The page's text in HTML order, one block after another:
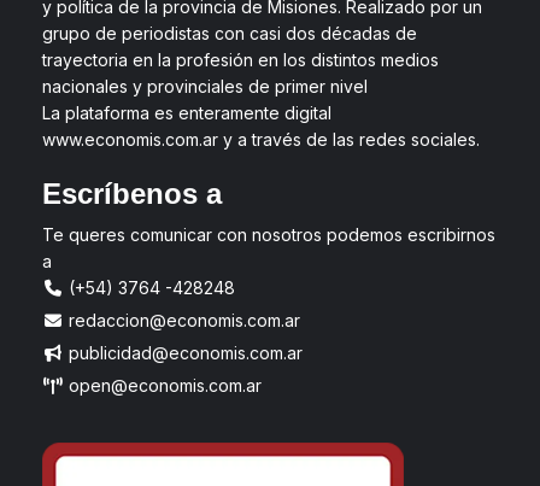
y política de la provincia de Misiones. Realizado por un
grupo de periodistas con casi dos décadas de
trayectoria en la profesión en los distintos medios
nacionales y provinciales de primer nivel
La plataforma es enteramente digital
www.economis.com.ar y a través de las redes sociales.
Escríbenos a
Te queres comunicar con nosotros podemos escribirnos
a
(+54) 3764 -428248
redaccion@economis.com.ar
publicidad@economis.com.ar
open@economis.com.ar